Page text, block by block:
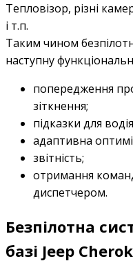
Тепловізор, різні
і т.п.
Таким чином
наступну
попередження
зіткнення;
підказки для
адаптивна
звітність;
отримання
диспетчером.
Безпілотна
базі Jeep